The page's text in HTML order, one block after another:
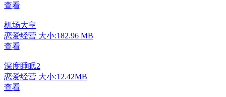
查看
机场大亨
恋爱经营 大小:182.96 MB
查看
深度睡眠2
恋爱经营 大小:12.42MB
查看